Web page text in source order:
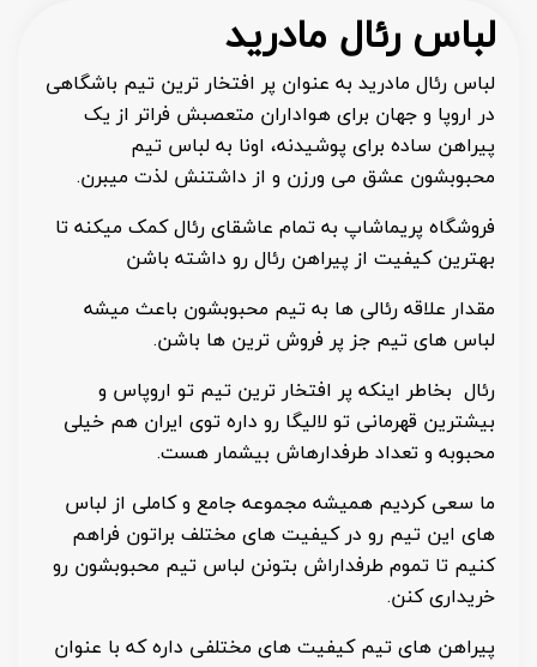
لباس رئال مادرید
لباس رئال مادرید به عنوان پر افتخار ترین تیم باشگاهی
در اروپا و جهان برای هواداران متعصبش فراتر از یک
پیراهن ساده برای پوشیدنه، اونا به لباس تیم
محبوبشون عشق می ورزن و از داشتنش لذت میبرن.
فروشگاه پریماشاپ به تمام عاشقای رئال کمک میکنه تا
بهترین کیفیت از پیراهن رئال رو داشته باشن
مقدار علاقه رئالی ها به تیم محبوبشون باعث میشه
لباس های تیم جز پر فروش ترین ها باشن.
رئال بخاطر اینکه پر افتخار ترین تیم تو اروپاس و
بیشترین قهرمانی تو لالیگا رو داره توی ایران هم خیلی
محبوبه و تعداد طرفدارهاش بیشمار هست.
ما سعی کردیم همیشه مجموعه جامع و کاملی از لباس
های این تیم رو در کیفیت های مختلف براتون فراهم
کنیم تا تموم طرفداراش بتونن لباس تیم محبوبشون رو
خریداری کنن.
پیراهن های تیم کیفیت های مختلفی داره که با عنوان